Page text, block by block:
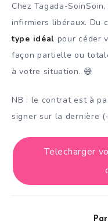
Chez Tagada-
infirmiers libéraux. Du
type idéal pour céder
façon partielle ou
à votre situation. 😅
NB : le contrat est à
signer sur la dernière
Telecharger